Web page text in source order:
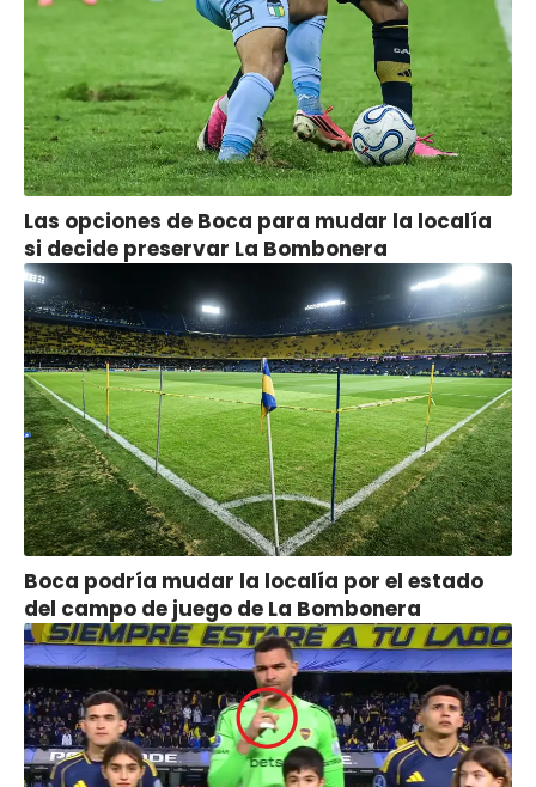
Las opciones de Boca para mudar la localía
si decide preservar La Bombonera
Boca podría mudar la localía por el estado
del campo de juego de La Bombonera